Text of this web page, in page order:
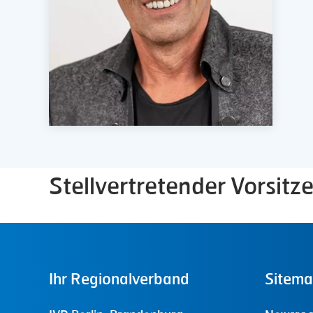
Stellvertretender
Ihr Regionalverband